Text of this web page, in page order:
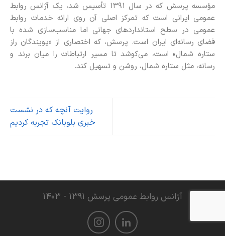
مؤسسه پرسش که در سال ۱۳۹۱ تأسیس شد، یک آژانس روابط
عمومی ایرانی است که تمرکز اصلی آن روی ارائه خدمات روابط
عمومی در سطح استانداردهای جهانی اما مناسب‌سازی شده با
فضای رسانه‌ای ایران است. پرسش، که اختصاری از «پویندگان راز
ستاره شمال» است، می‌کوشد تا مسیر ارتباطات را میان برند و
رسانه، مثل ستاره شمال، روشن و تسهیل کند.
روایت آنچه که در نشست
خبری بلوبانک تجربه کردیم
آژانس روابط عمومی پرسش ۱۳۹۱ - ۱۴۰۳